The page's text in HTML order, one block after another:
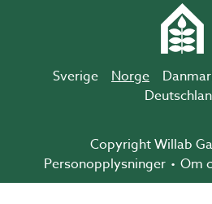
Sverige Norge
Copyright Willab
Personopplysninger
Om